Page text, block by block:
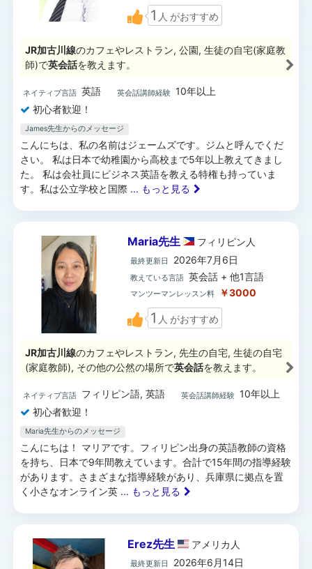
1 人 がおすすめ
JR加古川線のカフェやレストラン, 公園, 生徒の自宅(家庭教
師)で英会話を教えます。
ネイティブ言語 英語 英会話講師経験 10年以上
初心者歓迎！
James先生からのメッセージ
こんにちは、私の名前はジェームズです。ジムと呼んでくだ
さい。 私は日本で幼稚園から高校まで5年以上教えてきまし
た。 私は会社員にビジネス英語を教える特権も持っていま
す。私は公立学校と国際 ... もっと見る
Maria先生 フィリピン 人
最終更新日 2026年7月6日
教えている言語 英会話 + 他1言語
マンツーマンレッスン料 ￥3000
1 人 がおすすめ
JR加古川線のカフェやレストラン, 先生の自宅, 生徒の自宅
(家庭教師), その他の公然の場所で英会話を教えます。
ネイティブ言語 フィリピン語, 英語 英会話講師経験 10年以上
初心者歓迎！
Maria先生からのメッセージ
こんにちは！ マリアです。フィリピン出身の英語教師の資格
を持ち、日本で9年間教えています。合計で15年間の指導経験
があります。さまざまな指導経験があり、兵庫県に拠点を置
く小さなオンライン英 ... もっと見る
Erez先生 アメリカ 人
最終更新日 2026年6月14日